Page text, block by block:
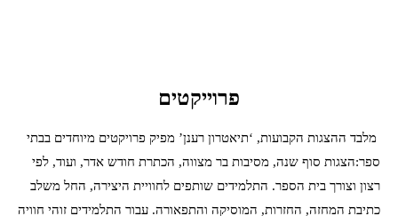
פרוייקטים
מלבד ההצגות הקבועות, ‘תיאטרון רענן’ מפיק פרויקטים מיוחדים בבתי
ספר:הצגות סוף שנה, מסיבות בר מצווה, הכתרת חודש אדר, ועוד, לפי
רצון וצורך בית הספר. התלמידים שותפים לחוויית היצירה, החל משלב
כתיבת המחזה, החזרות, המוסיקה והתפאורה. עבור התלמידים זוהי חוויה